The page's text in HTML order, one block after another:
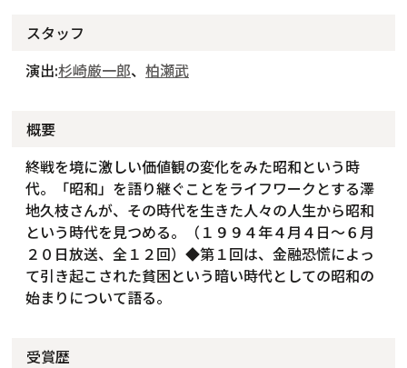
スタッフ
演出:杉崎厳一郎、 柏瀬武
概要
終戦を境に激しい価値観の変化をみた昭和という時
代。「昭和」を語り継ぐことをライフワークとする澤
地久枝さんが、その時代を生きた人々の人生から昭和
という時代を見つめる。（１９９４年４月４日～６月
２０日放送、全１２回）◆第１回は、金融恐慌によっ
て引き起こされた貧困という暗い時代としての昭和の
始まりについて語る。
受賞歴